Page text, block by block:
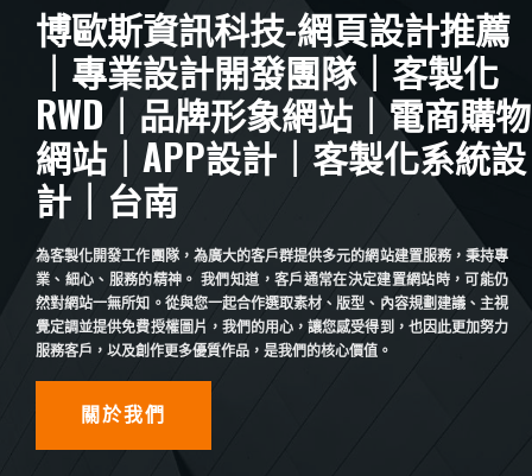
博歐斯資訊科技-網頁設計推薦
｜專業設計開發團隊｜客製化
RWD｜品牌形象網站｜電商購物
網站｜APP設計｜客製化系統設
計｜台南
為客製化開發工作團隊，為廣大的客戶群提供多元的網站建置服務，秉持專
業、細心、服務的精神。 我們知道，客戶通常在決定建置網站時，可能仍
然對網站一無所知。從與您一起合作選取素材、版型、內容規劃建議、主視
覺定調並提供免費授權圖片，我們的用心，讓您感受得到，也因此更加努力
服務客戶，以及創作更多優質作品，是我們的核心價值。
關於我們